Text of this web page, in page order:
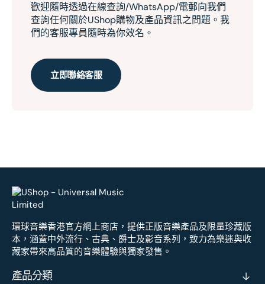
歡迎隨時透過在線查詢/WhatsApp/電郵向我們
查詢任何關於UShop購物及產品資訊之問題。我
們的客服專員隨時為你效名。
立即聯絡客服
環球音樂香港官方網上商店，提供正版音樂產品及限量珍藏版
本，涵蓋中外流行、古典、爵士及影音系列，致力為樂迷與收
藏家帶來高品質的音樂體驗與獨家發售。
產品分類